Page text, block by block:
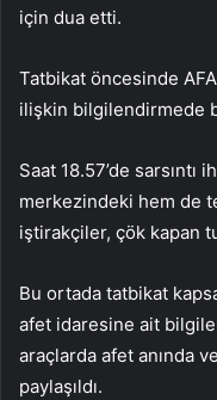
için dua etti.
Tatbikat öncesinde
ilişkin bilgilendirmede
Saat 18.57’de sarsıntı
merkezindeki hem de
iştirakçiler, çök kapan
Bu ortada tatbikat
afet idaresine ait
araçlarda afet anında
paylaşıldı.